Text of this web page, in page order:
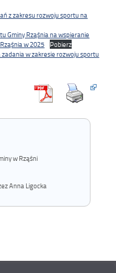
z zakresu rozwoju sportu na
Gminy Rząśnia na wspieranie
w 2025
Pobierz
w zakresie rozwoju sportu
w Rząśni
Anna Ligocka